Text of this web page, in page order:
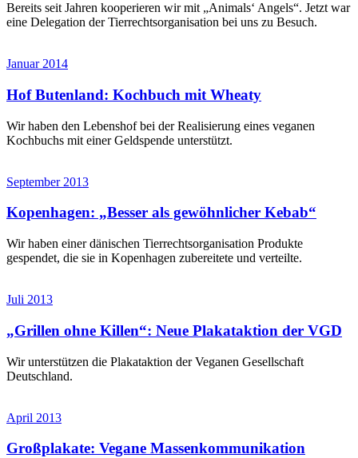
Bereits seit Jahren kooperieren wir mit „Animals‘ Angels“. Jetzt war
eine Delegation der Tierrechtsorganisation bei uns zu Besuch.
Januar 2014
Hof Butenland: Kochbuch mit Wheaty
Wir haben den Lebenshof bei der Realisierung eines veganen
Kochbuchs mit einer Geldspende unterstützt.
September 2013
Kopenhagen: „Besser als gewöhnlicher Kebab“
Wir haben einer dänischen Tierrechtsorganisation Produkte
gespendet, die sie in Kopenhagen zubereitete und verteilte.
Juli 2013
„Grillen ohne Killen“: Neue Plakataktion der VGD
Wir unterstützen die Plakataktion der Veganen Gesellschaft
Deutschland.
April 2013
Großplakate: Vegane Massenkommunikation